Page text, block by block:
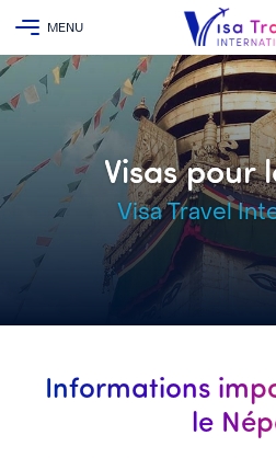
Visas pour
Visa Travel
Informations
le